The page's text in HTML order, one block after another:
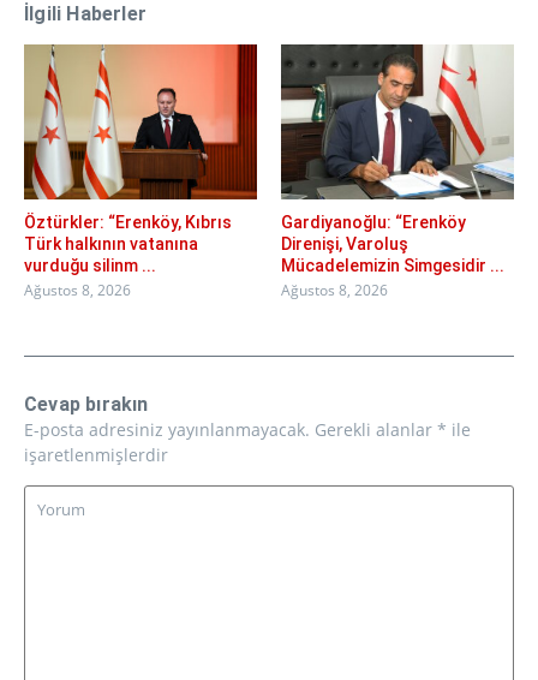
İlgili Haberler
Öztürkler: “Erenköy, Kıbrıs
Türk halkının vatanına
vurduğu silinm ...
Ağustos 8, 2026
Gardiyanoğlu: “Erenköy
Direnişi, Varoluş
Mücadelemizin Simgesidir ...
Ağustos 8, 2026
Cevap bırakın
E-posta adresiniz yayınlanmayacak. Gerekli alanlar * ile
işaretlenmişlerdir